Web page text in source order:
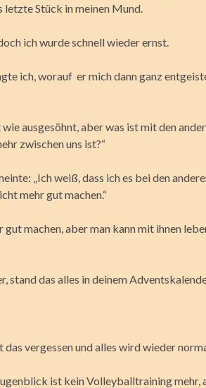
letzte Stück in meinen Mund.
ich wurde schnell wieder ernst.
ich, worauf ermich dann ganz
ausgesöhnt, aber was ist mit den
zwischen uns ist?“
„Ich weiß, dass ich es bei den
mehr gut machen.“
gut machen, aber man kann mit ihnen
stand das alles in deinem
vergessen und alles wird wieder
ist kein Volleyballtraining mehr,